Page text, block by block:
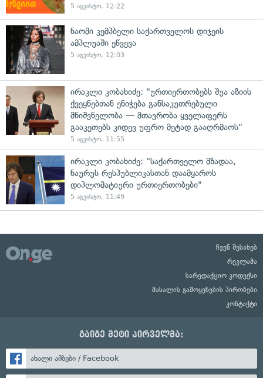
5 აგვისტო, 12:22
ნაომი კემპბელი საქართველოს დიჯეის
ამპლუაში ეწვევა
5 აგვისტო, 12:03
ირაკლი კობახიძე: "ურთიერთობებს შუა აზიის
ქვეყნებთან ენიჭება განსაკუთრებული
მნიშვნელობა — მთავრობა ყველაფერს
გააკეთებს კიდევ უფრო მეტად გააღრმაოს"
5 აგვისტო, 11:55
ირაკლი კობახიძე: "საქართველო მზადაა,
ნაურუს რესპუბლიკასთან დაამყაროს
დიპლომატიური ურთიერთობები"
5 აგვისტო, 11:49
ჩვენ შესახებ
რეკლამა
სარედაქციო კოდექსი
მასალის გამოყენების პირობები
კონტაქტი
გაიგე მეტი პირველმა:
ახალი ამბები / Facebook